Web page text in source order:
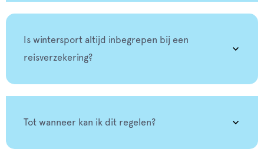
Is wintersport altijd inbegrepen bij een
reisverzekering?
Tot wanneer kan ik dit regelen?